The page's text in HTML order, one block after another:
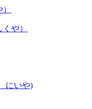
や）
にいや)